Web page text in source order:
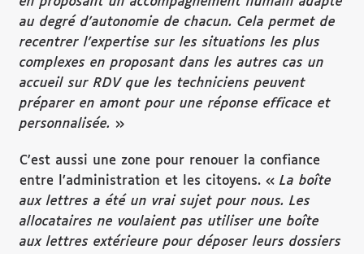
au degré d’autonomie de chacun. Cela permet de
recentrer l’expertise sur les situations les plus
complexes en proposant dans les autres cas un
accueil sur RDV que les techniciens peuvent
préparer en amont pour une réponse efficace et
personnalisée. »
C’est aussi une zone pour renouer la confiance
entre l’administration et les citoyens. « La boîte
aux lettres a été un vrai sujet pour nous. Les
allocataires ne voulaient pas utiliser une boîte
aux lettres extérieure pour déposer leurs dossiers